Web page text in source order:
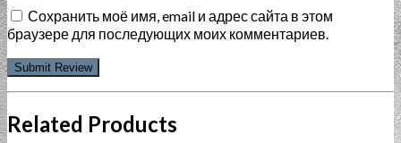
Сохранить моё имя, email и адрес сайта в этом
браузере для последующих моих комментариев.
Related Products